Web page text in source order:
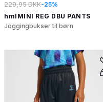
229,95 DKK-25%
hmlMINI REG DBU PANTS
Joggingbukser til børn